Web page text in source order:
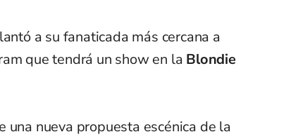
a su fanaticada más cercana a
que tendrá un show en la Blondie
nueva propuesta escénica de la